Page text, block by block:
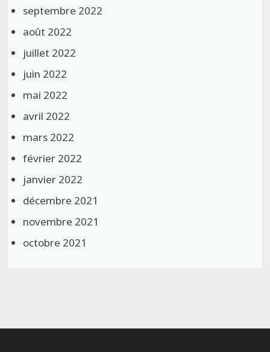
septembre 2022
août 2022
juillet 2022
juin 2022
mai 2022
avril 2022
mars 2022
février 2022
janvier 2022
décembre 2021
novembre 2021
octobre 2021